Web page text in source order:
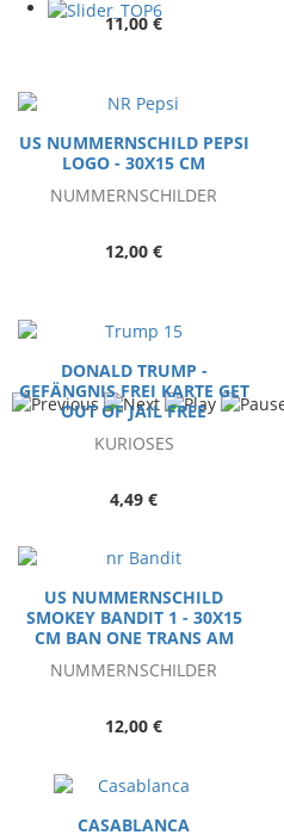
11,00 €
US NUMMERNSCHILD PEPSI
LOGO - 30X15 CM
NUMMERNSCHILDER
12,00 €
DONALD TRUMP -
GEFÄNGNIS FREI KARTE GET
OUT OF JAIL FREE
KURIOSES
4,49 €
US NUMMERNSCHILD
SMOKEY BANDIT 1 - 30X15
CM BAN ONE TRANS AM
NUMMERNSCHILDER
12,00 €
CASABLANCA